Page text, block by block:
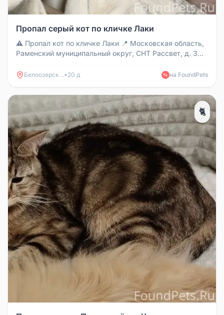
Пропал серый кот по кличке Лаки
⚠️ Пропал кот по кличке Лаки 📍 Московская область,
Раменский муниципальный округ, СНТ Рассвет, д. 3
Белоозерский• 20 д 🐾 на FoundPets
🐈